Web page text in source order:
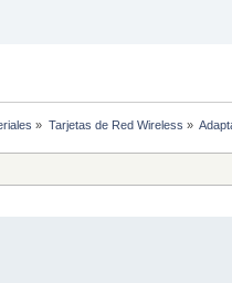
» Tarjetas de Red Wireless »